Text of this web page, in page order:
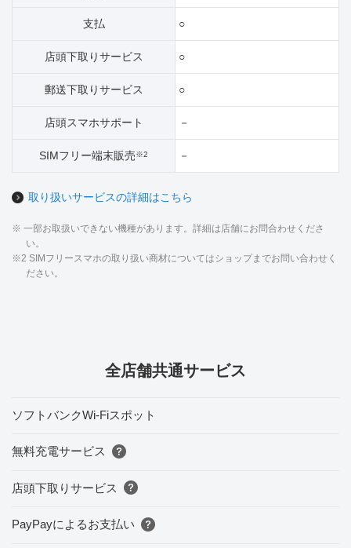
支払 ○
店頭下取りサービス ○
郵送下取りサービス ○
店頭スマホサポート －
SIMフリー端末販売※2 －
取り扱いサービスの詳細はこちら
※ 一部お取扱いできない機種があります。詳細は店舗にお問合わせくださ
い。
※2 SIMフリースマホの取り扱い商材についてはショップまでお問い合わせく
ださい。
全店舗共通サービス
ソフトバンクWi-Fiスポット
無料充電サービス
店頭下取りサービス
PayPayによるお支払い